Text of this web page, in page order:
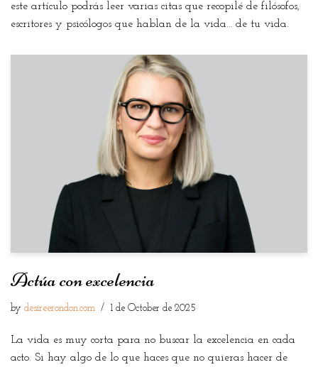
este artículo podrás leer varias citas que recopilé de filósofos,
escritores y psicólogos que hablan de la vida… de tu vida.
Actúa con excelencia
by desireerondon.com 1 de October de 2025
La vida es muy corta para no buscar la excelencia en cada
acto. Si hay algo de lo que haces que no quieras hacer de